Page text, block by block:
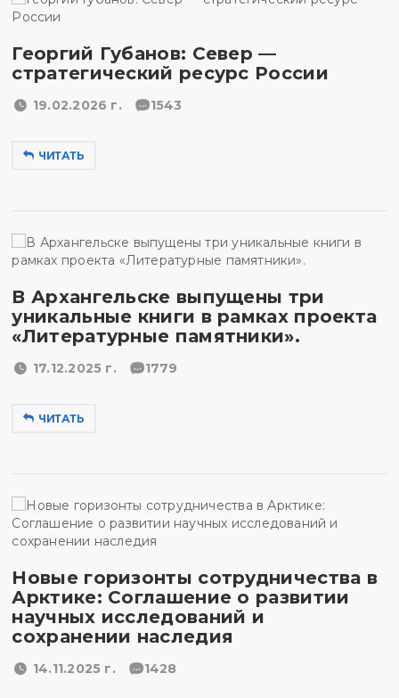
Георгий Губанов: Север —
стратегический ресурс России
19.02.2026 г. 1543
ЧИТАТЬ
В Архангельске выпущены три
уникальные книги в рамках проекта
«Литературные памятники».
17.12.2025 г. 1779
ЧИТАТЬ
Новые горизонты сотрудничества в
Арктике: Соглашение о развитии
научных исследований и
сохранении наследия
14.11.2025 г. 1428